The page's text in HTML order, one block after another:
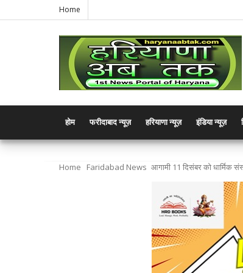
Home
होम फरीदाबाद न्यूज़ हरियाणा न्यूज़ इंडिया न्यूज़
Home Faridabad News आगामी 11 दिसंबर को धार्मिक